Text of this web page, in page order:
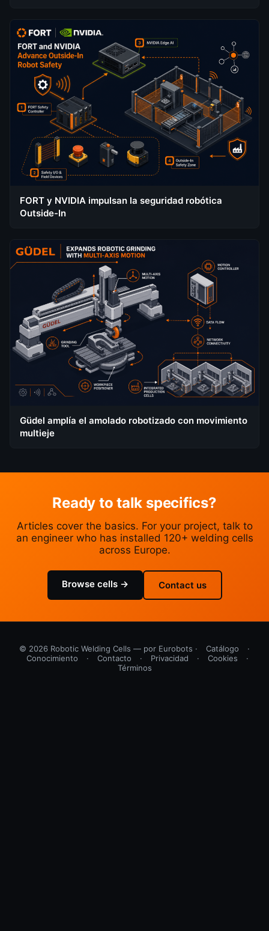
FORT y NVIDIA impulsan la seguridad robótica
Outside-In
Güdel amplía el amolado robotizado con movimiento
multieje
Ready to talk specifics?
Articles cover the basics. For your project, talk to
an engineer who has installed 120+ welding cells
across Europe.
Browse cells → Contact us
© 2026 Robotic Welding Cells — por Eurobots · Catálogo
·
Conocimiento
· Contacto · Privacidad · Cookies
·
Términos